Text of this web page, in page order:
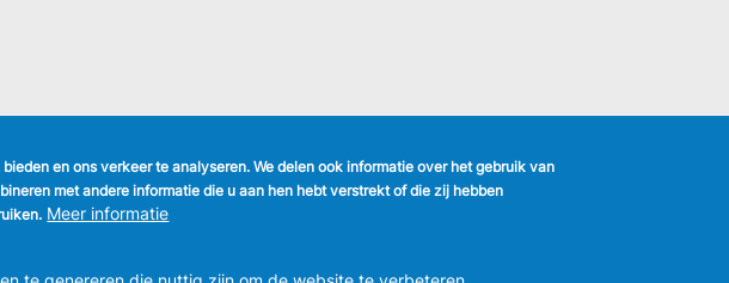
en ons verkeer te analyseren. We delen ook informatie over het gebruik van
met andere informatie die u aan hen hebt verstrekt of die zij hebben
Meer informatie